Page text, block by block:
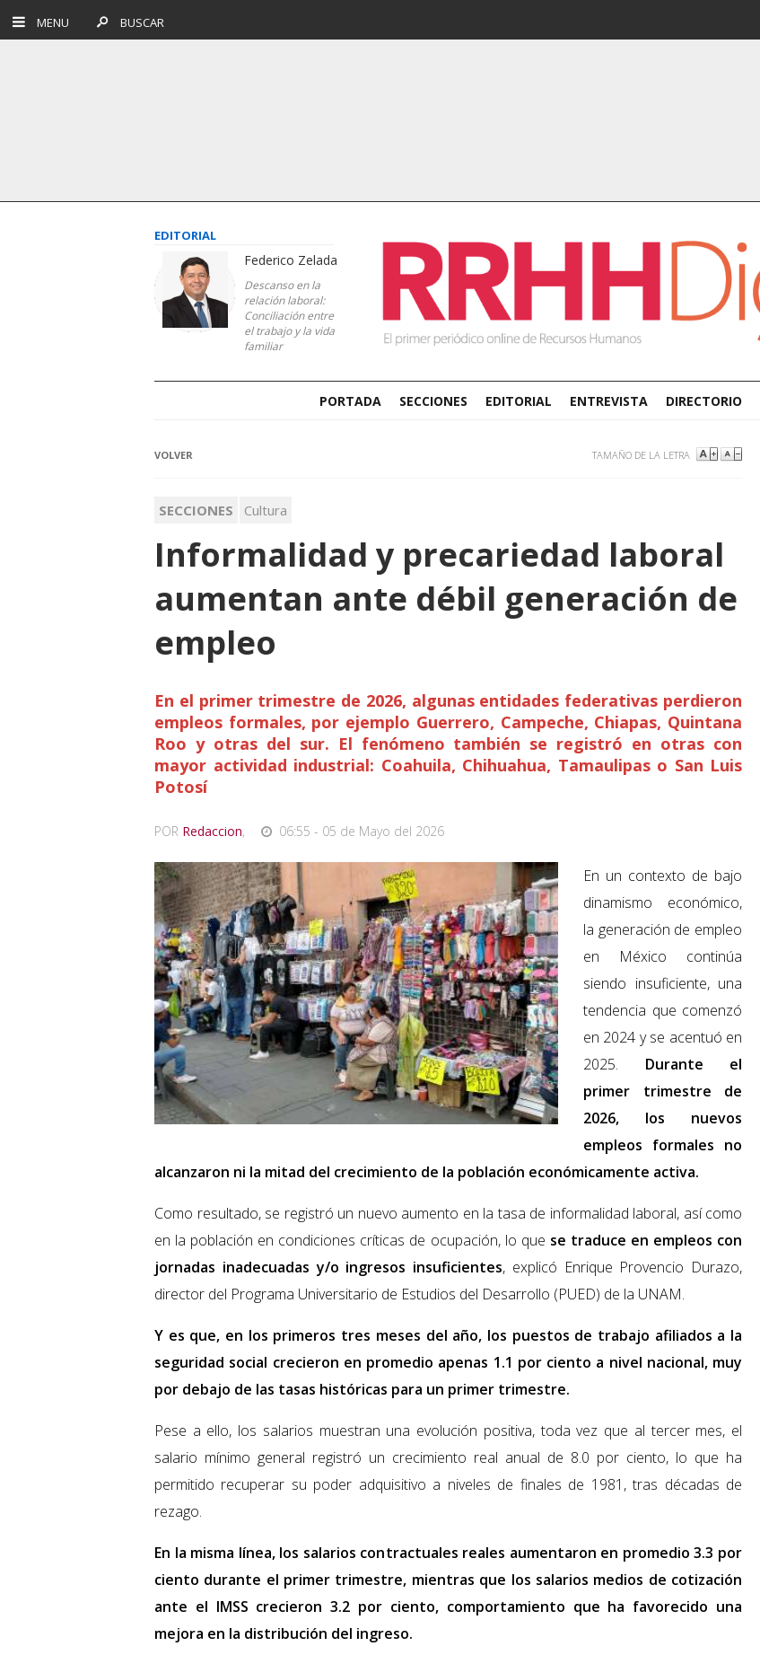
MENU BUSCAR
EDITORIAL
Federico Zelada
Descanso en la
relación laboral:
Conciliación entre
el trabajo y la vida
familiar
PORTADA SECCIONES EDITORIAL ENTREVISTA DIRECTORIO
VOLVER TAMAÑO DE LA LETRA
SECCIONES Cultura
Informalidad y precariedad laboral
aumentan ante débil generación de
empleo
En el primer trimestre de 2026, algunas entidades federativas perdieron
empleos formales, por ejemplo Guerrero, Campeche, Chiapas, Quintana
Roo y otras del sur. El fenómeno también se registró en otras con
mayor actividad industrial: Coahuila, Chihuahua, Tamaulipas o San Luis
Potosí
POR Redaccion, 06:55 - 05 de Mayo del 2026
En un contexto de bajo
dinamismo económico,
la generación de empleo
en México continúa
siendo insuficiente, una
tendencia que comenzó
en 2024 y se acentuó en
2025. Durante el
primer trimestre de
2026, los nuevos
empleos formales no
alcanzaron ni la mitad del crecimiento de la población económicamente activa.
Como resultado, se registró un nuevo aumento en la tasa de informalidad laboral, así como
en la población en condiciones críticas de ocupación, lo que se traduce en empleos con
jornadas inadecuadas y/o ingresos insuficientes, explicó Enrique Provencio Durazo,
director del Programa Universitario de Estudios del Desarrollo (PUED) de la UNAM.
Y es que, en los primeros tres meses del año, los puestos de trabajo afiliados a la
seguridad social crecieron en promedio apenas 1.1 por ciento a nivel nacional, muy
por debajo de las tasas históricas para un primer trimestre.
Pese a ello, los salarios muestran una evolución positiva, toda vez que al tercer mes, el
salario mínimo general registró un crecimiento real anual de 8.0 por ciento, lo que ha
permitido recuperar su poder adquisitivo a niveles de finales de 1981, tras décadas de
rezago.
En la misma línea, los salarios contractuales reales aumentaron en promedio 3.3 por
ciento durante el primer trimestre, mientras que los salarios medios de cotización
ante el IMSS crecieron 3.2 por ciento, comportamiento que ha favorecido una
mejora en la distribución del ingreso.